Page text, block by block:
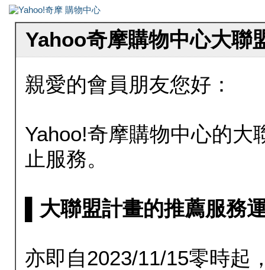
Yahoo奇摩購物中心大聯
親愛的會員朋友您好：
Yahoo!奇摩購物中心的大
止服務。
▌大聯盟計畫的推薦服務
亦即自2023/11/15零時起